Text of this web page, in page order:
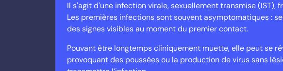
Il s'agit d'une infection virale, sexuellement transmise (IST),
Les premières infections sont souvent asymptomatiques :
des signes visibles au moment du premier contact.
Pouvant être longtemps cliniquement muette, elle peut se
provoquant des poussées ou la production de virus sans